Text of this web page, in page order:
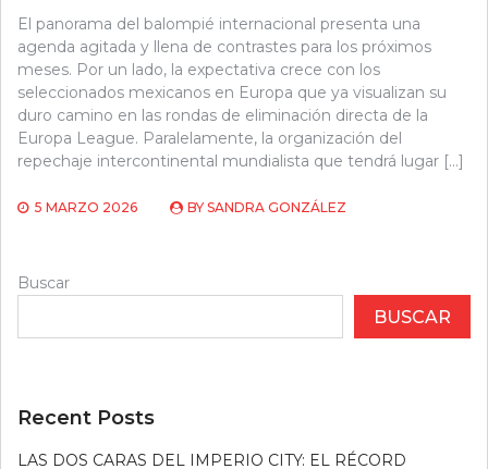
El panorama del balompié internacional presenta una
agenda agitada y llena de contrastes para los próximos
meses. Por un lado, la expectativa crece con los
seleccionados mexicanos en Europa que ya visualizan su
duro camino en las rondas de eliminación directa de la
Europa League. Paralelamente, la organización del
repechaje intercontinental mundialista que tendrá lugar […]
5 MARZO 2026 BY SANDRA GONZÁLEZ
Buscar
BUSCAR
Recent Posts
LAS DOS CARAS DEL IMPERIO CITY: EL RÉCORD